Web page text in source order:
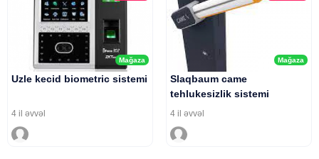
Mağaza
Uzle kecid biometric sistemi
4 il əvvəl
Mağaza
Slaqbaum came
tehlukesizlik sistemi
4 il əvvəl